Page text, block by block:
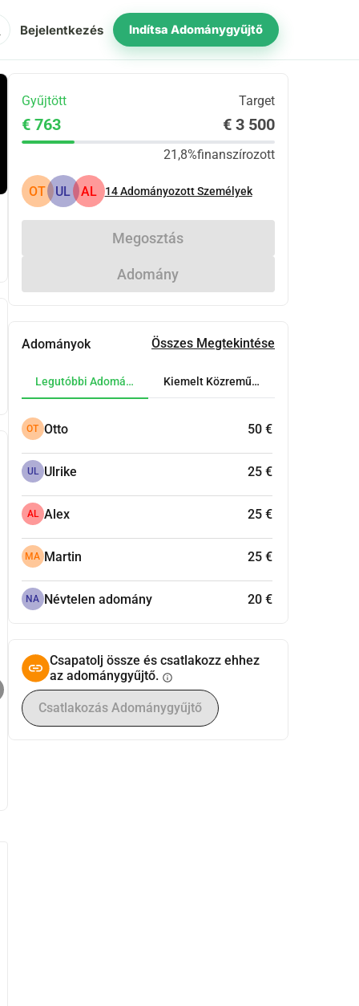
Bejelentkezés Indítsa Adománygyűjtő
Gyűjtött Target
€ 763 € 3 500
21,8%finanszírozott
OT UL AL 14Adományozott Személyek
Megosztás
Adomány
Adományok Összes Megtekintése
Legutóbbi Adományok Kiemelt Közreműködők
OT Otto 50 €
UL Ulrike 25 €
AL Alex 25 €
MA Martin 25 €
NA Névtelen adomány 20 €
Csapatolj össze és csatlakozz ehhez
az adománygyűjtő. info
Csatlakozás Adománygyűjtő